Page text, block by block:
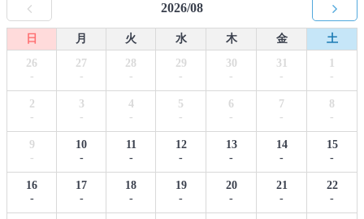
2026/08
日 月 火 水 木 金
土
26
-
27
-
28
-
29
-
30
-
31
-
1
-
2
-
3
-
4
-
5
-
6
-
7
-
8
-
9
-
10
-
11
-
12
-
13
-
14
-
15
-
16
-
17
-
18
-
19
-
20
-
21
-
22
-